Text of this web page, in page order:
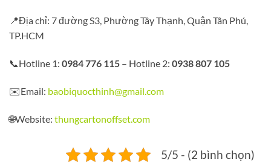
📍Địa chỉ: 7 đường S3, Phường Tây Thạnh, Quận Tân Phú,
TP.HCM
📞Hotline 1: 0984 776 115 – Hotline 2: 0938 807 105
✉️Email: baobiquocthinh@gmail.com
🌐Website: thungcartonoffset.com
5/5 - (2 bình chọn)